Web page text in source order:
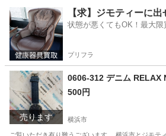
神奈川 横浜市 パンツ リユース
【求】ジモティーに
状態が悪くてもOK！最大限
プリフラ
売ります
0606-312 デニム
500円
横浜市